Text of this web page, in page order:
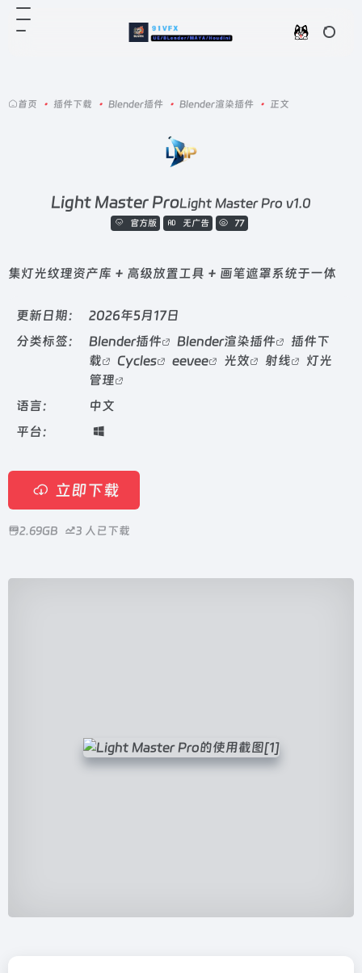
首页 • 插件下载 • Blender插件 • Blender渲染插件 • 正文
Light Master ProLight Master Pro v1.0
官方版 无广告 77
集灯光纹理资产库 + 高级放置工具 + 画笔遮罩系统于一体
更新日期：
2026年5月17日
分类标签：
Blender插件 Blender渲染插件
插件下
载
Cycles eevee 光效 射线
灯光
管理
语言：
中文
平台：
立即下载
2.69GB 3 人已下载